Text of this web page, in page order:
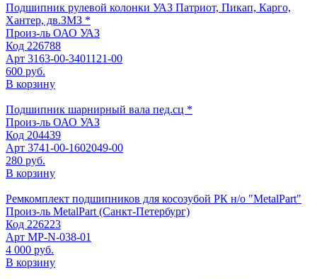
Подшипник рулевой колонки УАЗ Патриот, Пикап, Карго,
Хантер, дв.ЗМЗ *
Произ-ль ОАО УАЗ
Код 226788
Арт 3163-00-3401121-00
600 руб.
В корзину
Подшипник шарнирный вала пед.сц *
Произ-ль ОАО УАЗ
Код 204439
Арт 3741-00-1602049-00
280 руб.
В корзину
Ремкомплект подшипников для косозубой РК н/о "MetalPart"
Произ-ль MetalPart (Санкт-Петербург)
Код 226223
Арт МР-N-038-01
4 000 руб.
В корзину